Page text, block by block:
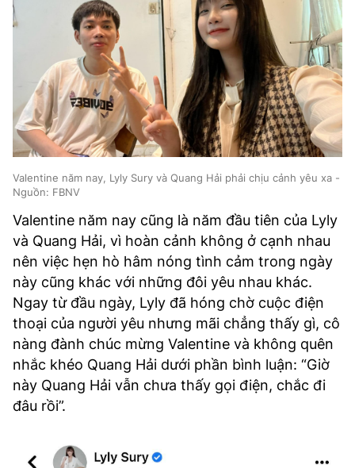
Valentine năm nay, Lyly Sury và Quang Hải phải chịu cảnh yêu xa -
Nguồn: FBNV
Valentine năm nay cũng là năm đầu tiên của Lyly
và Quang Hải, vì hoàn cảnh không ở cạnh nhau
nên việc hẹn hò hâm nóng tình cảm trong ngày
này cũng khác với những đôi yêu nhau khác.
Ngay từ đầu ngày, Lyly đã hóng chờ cuộc điện
thoại của người yêu nhưng mãi chẳng thấy gì, cô
nàng đành chúc mừng Valentine và không quên
nhắc khéo Quang Hải dưới phần bình luận: “Giờ
này Quang Hải vẫn chưa thấy gọi điện, chắc đi
đâu rồi”.